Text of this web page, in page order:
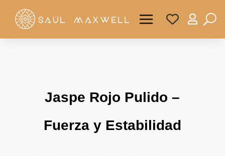

Jaspe Rojo Pulido –
Fuerza y Estabilidad